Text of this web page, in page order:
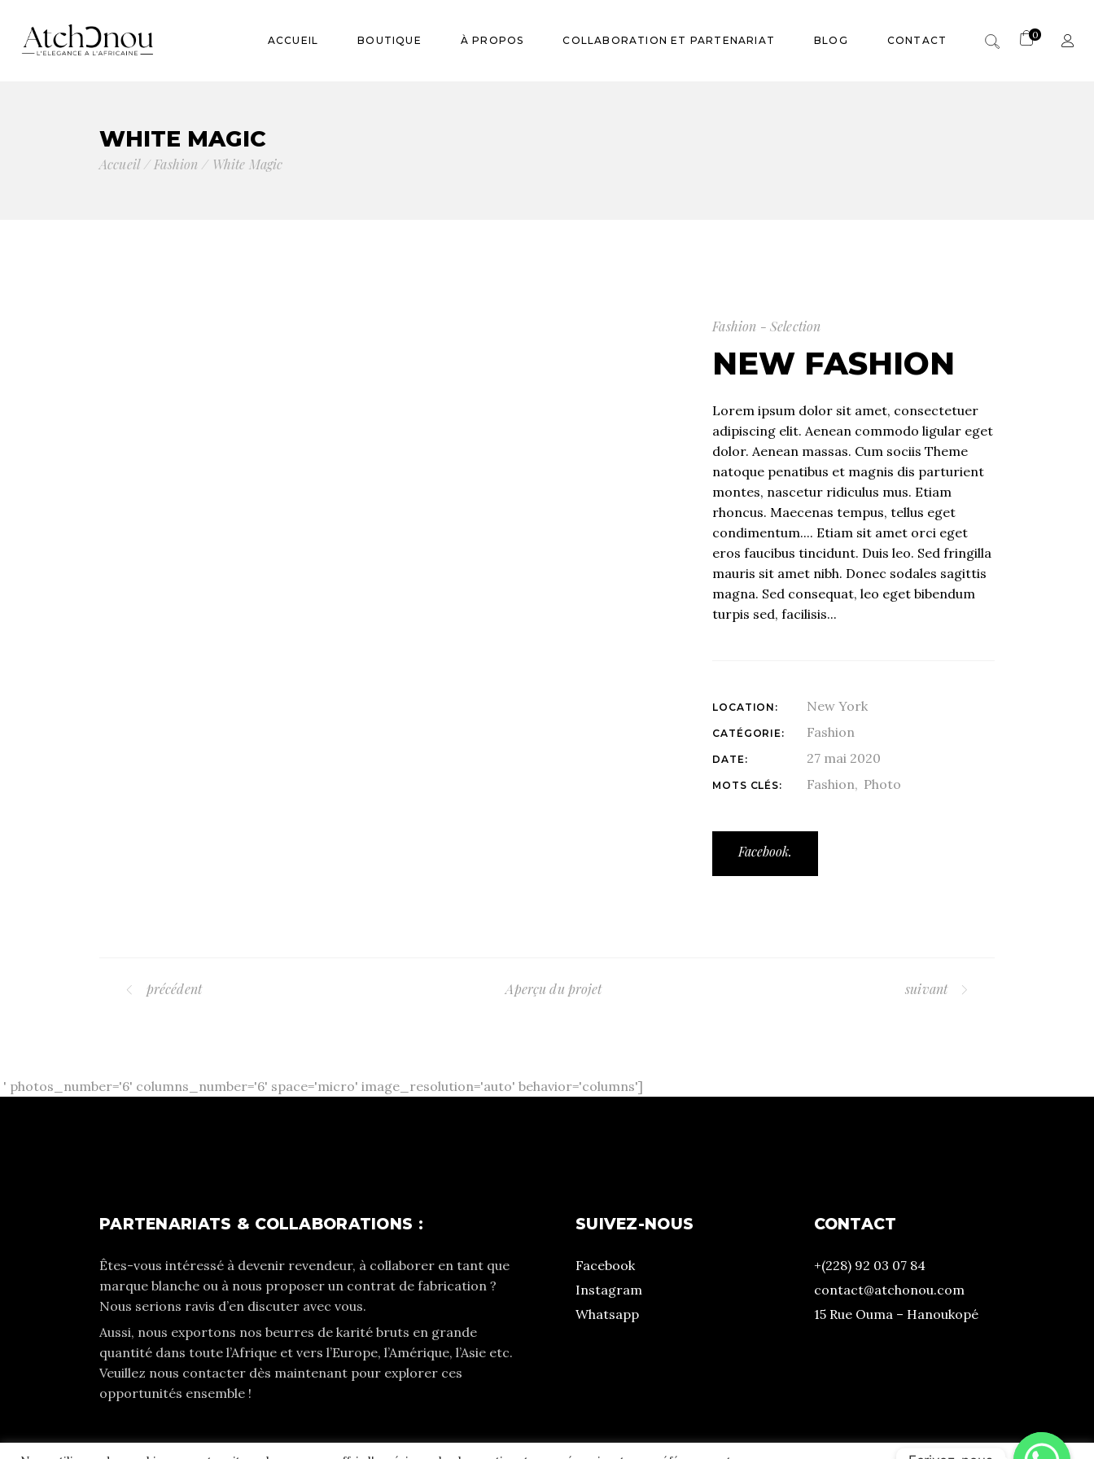
ACCUEIL BOUTIQUE À PROPOS COLLABORATION ET PARTENARIAT BLOG CONTACT 0
Beurres et Huiles Panier vide.
WHITE MAGIC
Accueil Fashion White Magic
Fashion - Selection
NEW FASHION
Lorem ipsum dolor sit amet, consectetuer
adipiscing elit. Aenean commodo ligular eget
dolor. Aenean massas. Cum sociis Theme
natoque penatibus et magnis dis parturient
montes, nascetur ridiculus mus. Etiam
rhoncus. Maecenas tempus, tellus eget
condimentum.... Etiam sit amet orci eget
eros faucibus tincidunt. Duis leo. Sed fringilla
mauris sit amet nibh. Donec sodales sagittis
magna. Sed consequat, leo eget bibendum
turpis sed, facilisis...
LOCATION: New York
CATÉGORIE: Fashion
DATE: 27 mai 2020
MOTS CLÉS: Fashion Photo
Facebook.
précédent Aperçu du projet suivant
' photos_number='6' columns_number='6' space='micro' image_resolution='auto' behavior='columns']
PARTENARIATS & COLLABORATIONS :
Êtes-vous intéressé à devenir revendeur, à collaborer en tant que
marque blanche ou à nous proposer un contrat de fabrication ?
Nous serions ravis d’en discuter avec vous.
Aussi, nous exportons nos beurres de karité bruts en grande
quantité dans toute l’Afrique et vers l’Europe, l’Amérique, l’Asie etc.
Veuillez nous contacter dès maintenant pour explorer ces
opportunités ensemble !
SUIVEZ-NOUS
Facebook
Instagram
Whatsapp
CONTACT
+(228) 92 03 07 84
contact@atchonou.com
15 Rue Ouma – Hanoukopé